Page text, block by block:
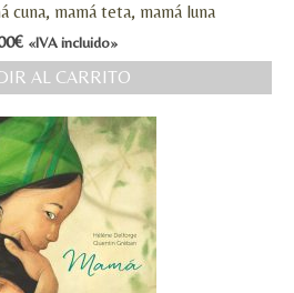
cuna, mamá teta, mamá luna
€ «IVA incluido»
AL CARRITO